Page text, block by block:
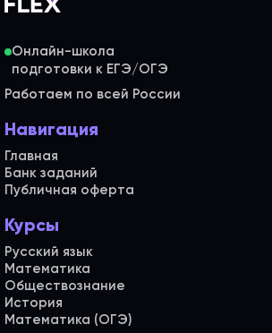
Онлайн-школа
Работаем по всей России
Навигация
Главная
Банк заданий
Публичная оферта
Курсы
Русский язык
Математика
Обществознание
История
Математика (ОГЭ)